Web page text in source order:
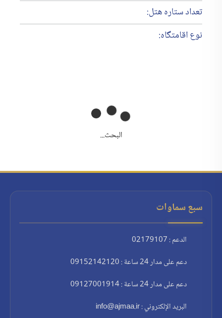
تعداد ستاره هتل:
نوع اقامتگاه:
البحث...
سبع سماوات
الدعم : 02179107
دعم على مدار 24 ساعة : 09152142120
دعم على مدار 24 ساعة : 09127001914
البريد الإلكتروني : info@ajmaa.ir